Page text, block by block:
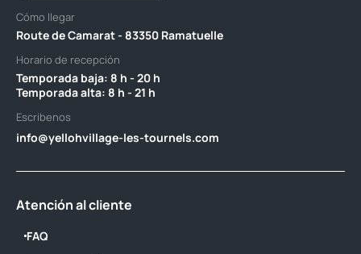
Cómo llegar
Route de Camarat - 83350 Ramatuelle
Horario de recepción
Temporada baja: 8 h - 20 h ‎ ‎ ‎ ‎ ‎ ‎ ‎ ‎ ‎ ‎ ‎ ‎ ‎ ‎ ‎ ‎ ‎ ‎ ‎ ‎ ‎ ‎ ‎ ‎ ‎ ‎ ‎ ‎ ‎ ‎ ‎ ‎ ‎ ‎ ‎ ‎ ‎ ‎ ‎ ‎ ‎ ‎ ‎ ‎ ‎ ‎ ‎ ‎ ‎ ‎ ‎ ‎ ‎ ‎ ‎
Temporada alta: 8 h - 21 h
Escribenos
info@yellohvillage-les-tournels.com
Atención al cliente
FAQ